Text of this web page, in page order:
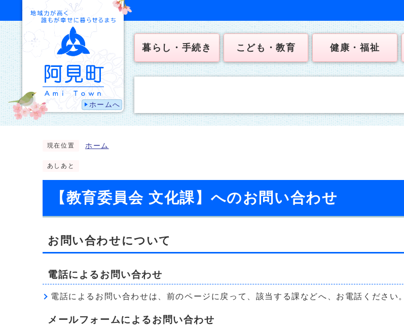
ホームへ
暮らし・手続き こども・教育 健康・福祉
現在位置 ホーム
あしあと
【教育委員会 文化課】へのお問い合わせ
お問い合わせについて
電話によるお問い合わせ
電話によるお問い合わせは、前のページに戻って、該当する課などへ、お電話ください。
メールフォームによるお問い合わせ